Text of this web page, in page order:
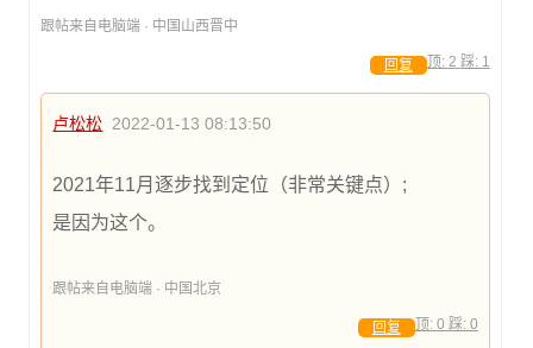
跟帖来自电脑端 · 中国山西晋中
顶: 2 踩: 1
回复
卢松松 2022-01-13 08:13:50
2021年11月逐步找到定位（非常关键点）;
是因为这个。
跟帖来自电脑端 · 中国北京
顶: 0 踩: 0
回复